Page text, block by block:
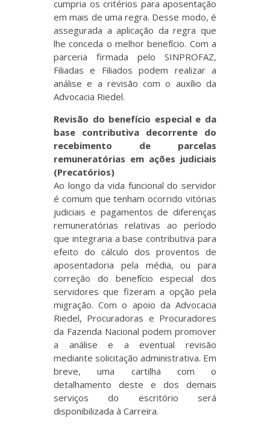
cumpria os critérios para aposentação
em mais de uma regra. Desse modo, é
assegurada a aplicação da regra que
lhe conceda o melhor benefício. Com a
parceria firmada pelo SINPROFAZ,
Filiadas e Filiados podem realizar a
análise e a revisão com o auxílio da
Advocacia Riedel.
Revisão do benefício especial e da
base contributiva decorrente do
recebimento de parcelas
remuneratórias em ações judiciais
(Precatórios)
Ao longo da vida funcional do servidor
é comum que tenham ocorrido vitórias
judiciais e pagamentos de diferenças
remuneratórias relativas ao período
que integraria a base contributiva para
efeito do cálculo dos proventos de
aposentadoria pela média, ou para
correção do benefício especial dos
servidores que fizeram a opção pela
migração. Com o apoio da Advocacia
Riedel, Procuradoras e Procuradores
da Fazenda Nacional podem promover
a análise e a eventual revisão
mediante solicitação administrativa. Em
breve, uma cartilha com o
detalhamento deste e dos demais
serviços do escritório será
disponibilizada à Carreira.